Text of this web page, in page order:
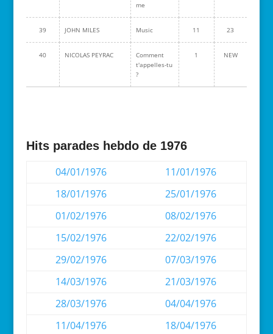
me
39 JOHN MILES Music 11 23
40 NICOLAS PEYRAC
Comment
t'appelles-tu
?
1 NEW
Hits parades hebdo de 1976
04/01/1976
11/01/1976
18/01/1976
25/01/1976
01/02/1976
08/02/1976
15/02/1976
22/02/1976
29/02/1976
07/03/1976
14/03/1976
21/03/1976
28/03/1976
04/04/1976
11/04/1976
18/04/1976